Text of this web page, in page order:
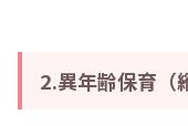
2.異年齢保育（